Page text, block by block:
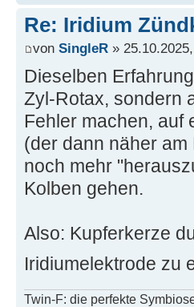
Re: Iridium
von SingleR »
Dieselben
Zyl-Rotax, sondern
Fehler machen, auf
(der dann näher
noch mehr
Kolben gehen.
Also: Kupferkerze
Iridiumelektrode zu
Twin-F: die perfekte